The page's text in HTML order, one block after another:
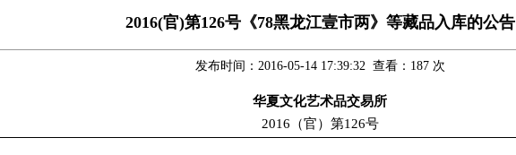
2016(官)第126号《78黑龙江壹市两》等藏品入库的公告
发布时间：2016-05-14 17:39:32 查看： 187 次
华夏文化艺术品交易所
2016 （官）第126号